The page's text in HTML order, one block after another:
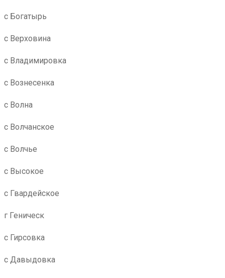
с Богатырь
с Верховина
с Владимировка
с Вознесенка
с Волна
с Волчанское
с Волчье
с Высокое
с Гвардейское
г Геническ
с Гирсовка
с Давыдовка